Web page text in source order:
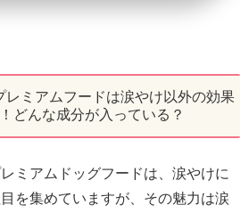
レミアムフードは涙やけ以外の効果
どんな成分が入っている？
ミアムドッグフードは、涙やけに
を集めていますが、その魅力は涙